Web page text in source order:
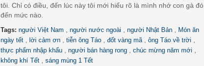
tôi. Chỉ có điều, đến lúc này tôi mới hiểu rõ là mình nhớ con gà đó
đến mức nào.
Tags: người Việt Nam người nước ngoài người Nhật Bản
Món ăn
ngày tết
lời cảm ơn tiễn ông Táo đốt vàng mã ông Táo về trời
thực phẩm nhập khẩu người bán hàng rong chúc mừng năm mới
không khí Tết sáng mùng 1 Tết